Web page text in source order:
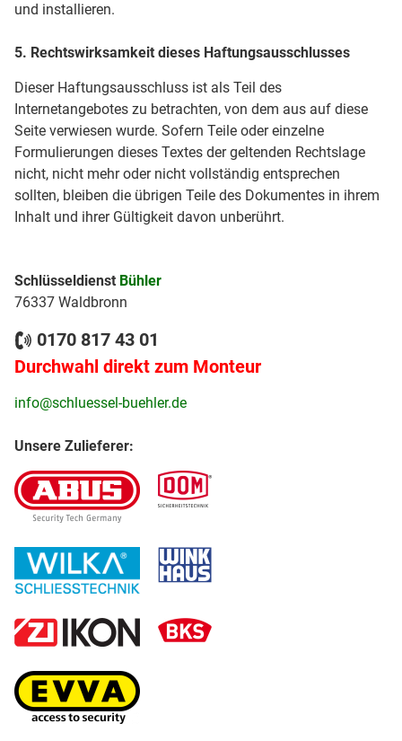
und installieren.
5. Rechtswirksamkeit dieses Haftungsausschlusses
Dieser Haftungsausschluss ist als Teil des
Internetangebotes zu betrachten, von dem aus auf diese
Seite verwiesen wurde. Sofern Teile oder einzelne
Formulierungen dieses Textes der geltenden Rechtslage
nicht, nicht mehr oder nicht vollständig entsprechen
sollten, bleiben die übrigen Teile des Dokumentes in ihrem
Inhalt und ihrer Gültigkeit davon unberührt.
Schlüsseldienst Bühler
76337 Waldbronn
0170 817 43 01
Durchwahl direkt zum Monteur
info@schluessel-buehler.de
Unsere Zulieferer: